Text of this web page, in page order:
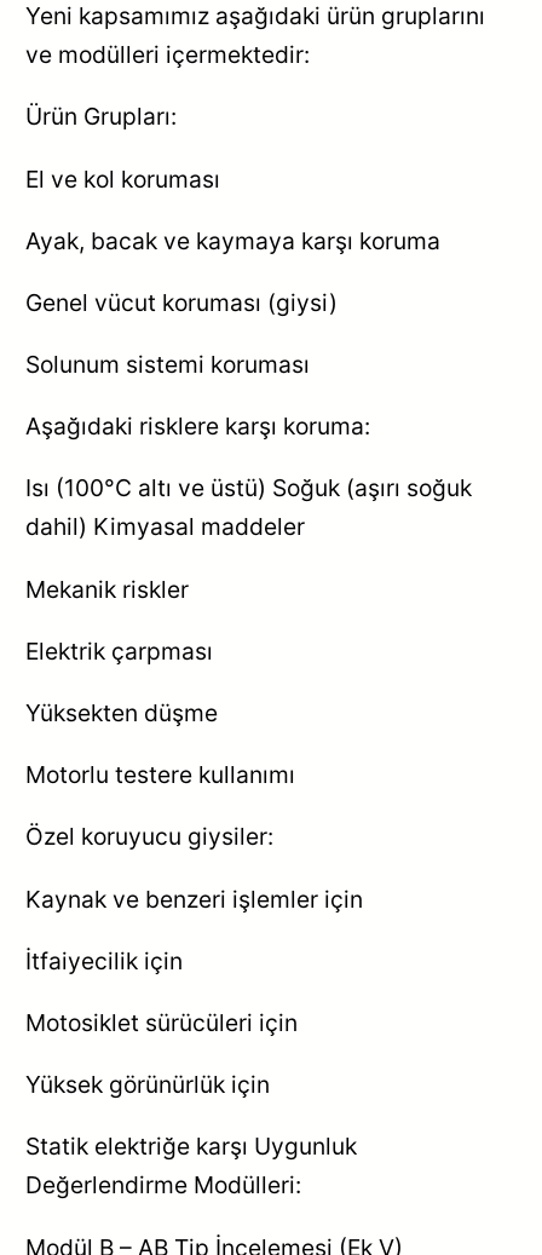
Yeni kapsamımız aşağıdaki ürün gruplarını
ve modülleri içermektedir:
Ürün Grupları:
El ve kol koruması
Ayak, bacak ve kaymaya karşı koruma
Genel vücut koruması (giysi)
Solunum sistemi koruması
Aşağıdaki risklere karşı koruma:
Isı (100°C altı ve üstü) Soğuk (aşırı soğuk
dahil) Kimyasal maddeler
Mekanik riskler
Elektrik çarpması
Yüksekten düşme
Motorlu testere kullanımı
Özel koruyucu giysiler:
Kaynak ve benzeri işlemler için
İtfaiyecilik için
Motosiklet sürücüleri için
Yüksek görünürlük için
Statik elektriğe karşı Uygunluk
Değerlendirme Modülleri:
Modül B – AB Tip İncelemesi (Ek V)